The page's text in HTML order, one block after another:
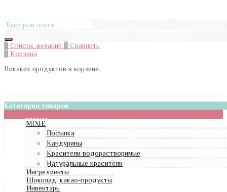
0 Список желаний 0 Сравнить
0 Корзина
Никаких продуктов в корзине.
Категории товаров
MIXIE
Посыпка
Кандурины
Красители водорастворимые
Натуральные красители
Ингредиенты
Шоколад, какао-продукты
Инвентарь